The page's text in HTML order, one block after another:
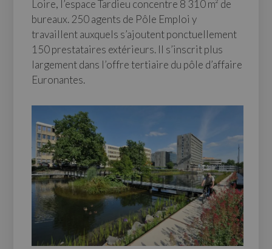
Loire, l’espace Tardieu concentre 8 310 m² de
bureaux. 250 agents de Pôle Emploi y
travaillent auxquels s’ajoutent ponctuellement
150 prestataires extérieurs. Il s’inscrit plus
largement dans l’offre tertiaire du pôle d’affaire
Euronantes.